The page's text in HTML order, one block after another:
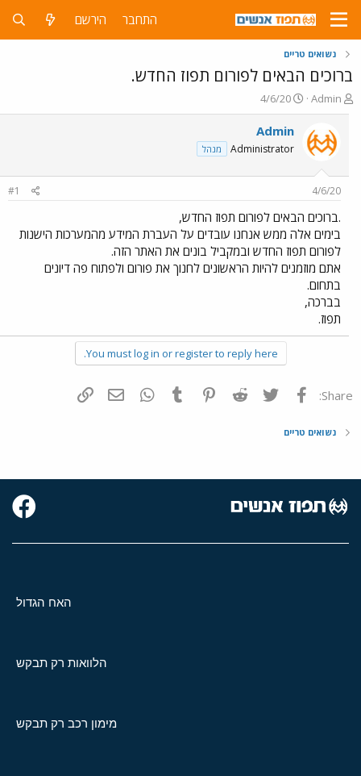
התחבר הירשם
נשואים טריים
ברוכים הבאים לפורום תפוז החדש.
פ
ו
ח
ו
ש
א
Admin
פ
ו
ר
ם
ר
י
ך
4/6/20
Admin
Administrator מנהל
4/6/20
#1
.ברוכים הבאים לפורום תפוז החדש,
בימים אלה ממש אנחנו עובדים על העברת המידע מהמערכות הישנות
לפורום תפוז החדש ובמקביל בונים את האתר הזה.
אתם מוזמנים להיות הראשונים לחנוך את פורום ולפתוח פה דיונים
בתחום.
בברכה,
תפוז.
You must log in or register to reply here.
Share: פייסבוק Twitter
Reddit
Pinterest
Tumblr
WhatsAppדואר אלקטרוני
נשואים טריים
האח הגדול
הלוואות רק תבקש
מימון רכב רק תבקש